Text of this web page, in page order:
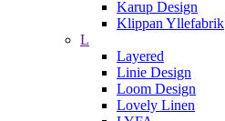
Karup Design
Klippan Yllefabrik
L
Layered
Linie Design
Loom Design
Lovely Linen